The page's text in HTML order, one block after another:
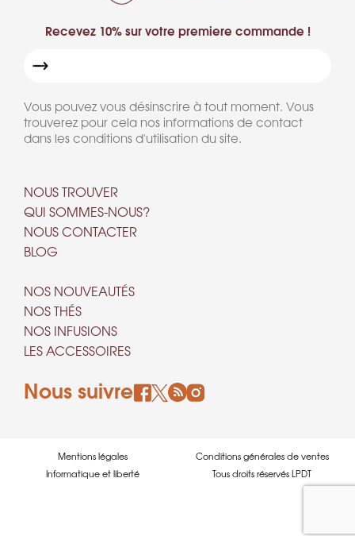
Recevez 10% sur votre premiere commande !
Vous pouvez vous désinscrire à tout moment. Vous
trouverez pour cela nos informations de contact
dans les conditions d'utilisation du site.
NOUS TROUVER
QUI SOMMES-NOUS?
NOUS CONTACTER
BLOG
NOS NOUVEAUTÉS
NOS THÉS
NOS INFUSIONS
LES ACCESSOIRES
Nous suivre
Mentions légales
Conditions générales de ventes
Informatique et liberté
Tous droits réservés LPDT